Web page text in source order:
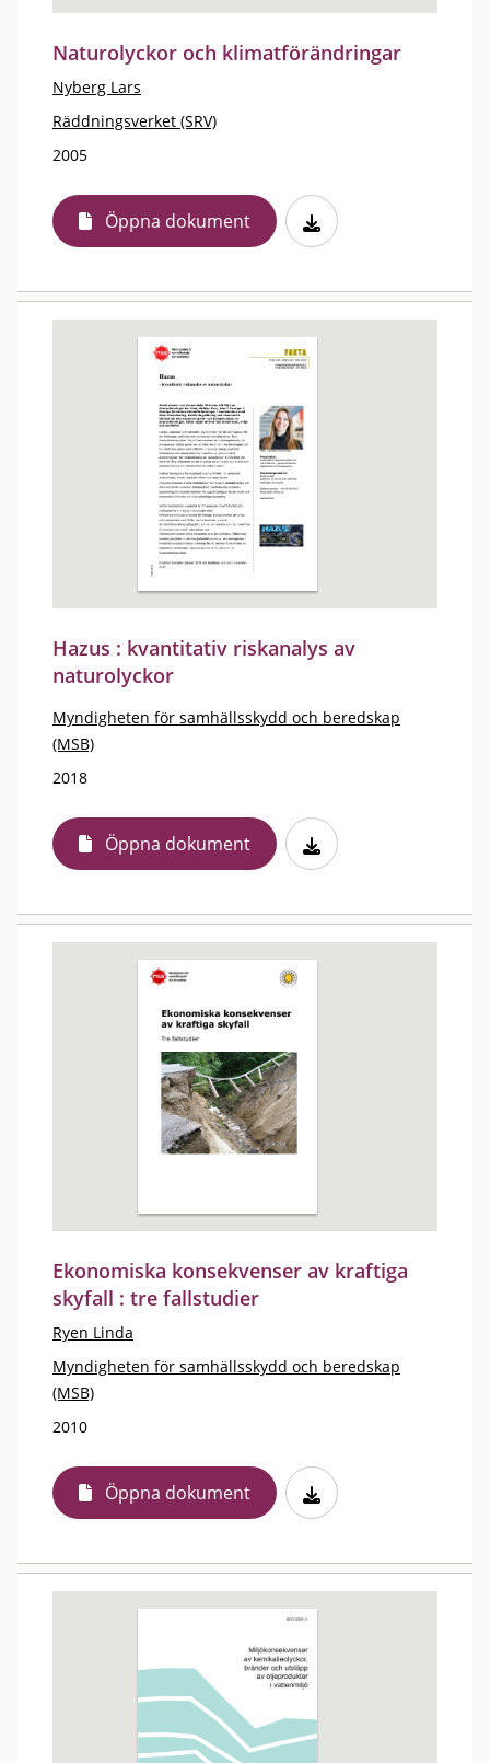
Naturolyckor och klimatförändringar
Nyberg Lars
Räddningsverket (SRV)
2005
Öppna dokument
Hazus : kvantitativ riskanalys av
naturolyckor
Myndigheten för samhällsskydd och beredskap
(MSB)
2018
Öppna dokument
Ekonomiska konsekvenser av kraftiga
skyfall : tre fallstudier
Ryen Linda
Myndigheten för samhällsskydd och beredskap
(MSB)
2010
Öppna dokument